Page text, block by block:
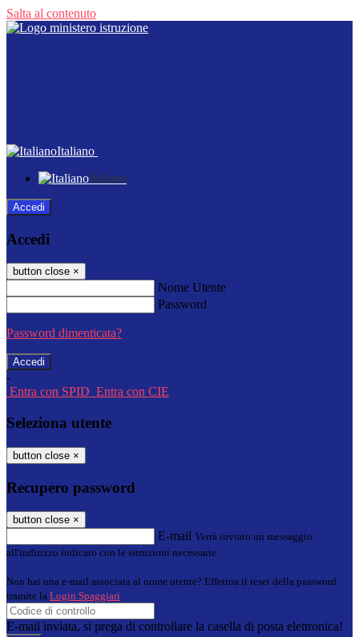
Salta al contenuto
Italiano
Italiano
Accedi
Accedi
button close ×
Nome Utente
Password
Password dimenticata?
-
Entra con SPID Entra con CIE
Seleziona utente
button close ×
Recupero password
button close ×
E-mail Verrà inviato un messaggio
all'indirizzo indicato con le istruzioni necessarie.
Non hai una e-mail associata al nome utente? Effettua il reset della password
tramite la Login Spaggiari
E-mail inviata, si prega di controllare la casella di posta elettronica!